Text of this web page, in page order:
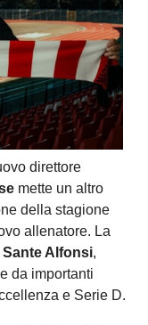
direttore
mette un altro
della stagione
allenatore. La
Sante Alfonsi,
da importanti
e Serie D.